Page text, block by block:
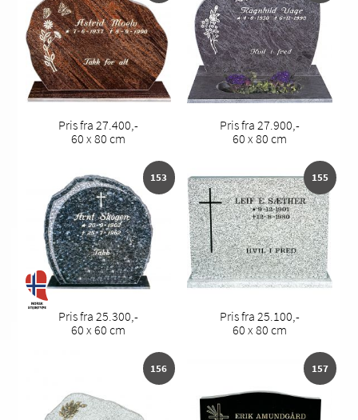
Pris fra 27.400,-
60 x 80 cm
Pris fra 27.900,-
60 x 80 cm
153
Pris fra 25.300,-
60 x 60 cm
155
Pris fra 25.100,-
60 x 80 cm
156 157